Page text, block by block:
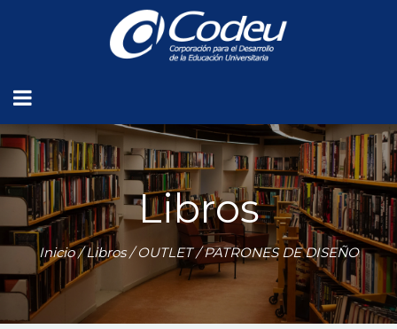
Libros
Inicio/Libros/OUTLET/ PATRONES DE DISEÑO